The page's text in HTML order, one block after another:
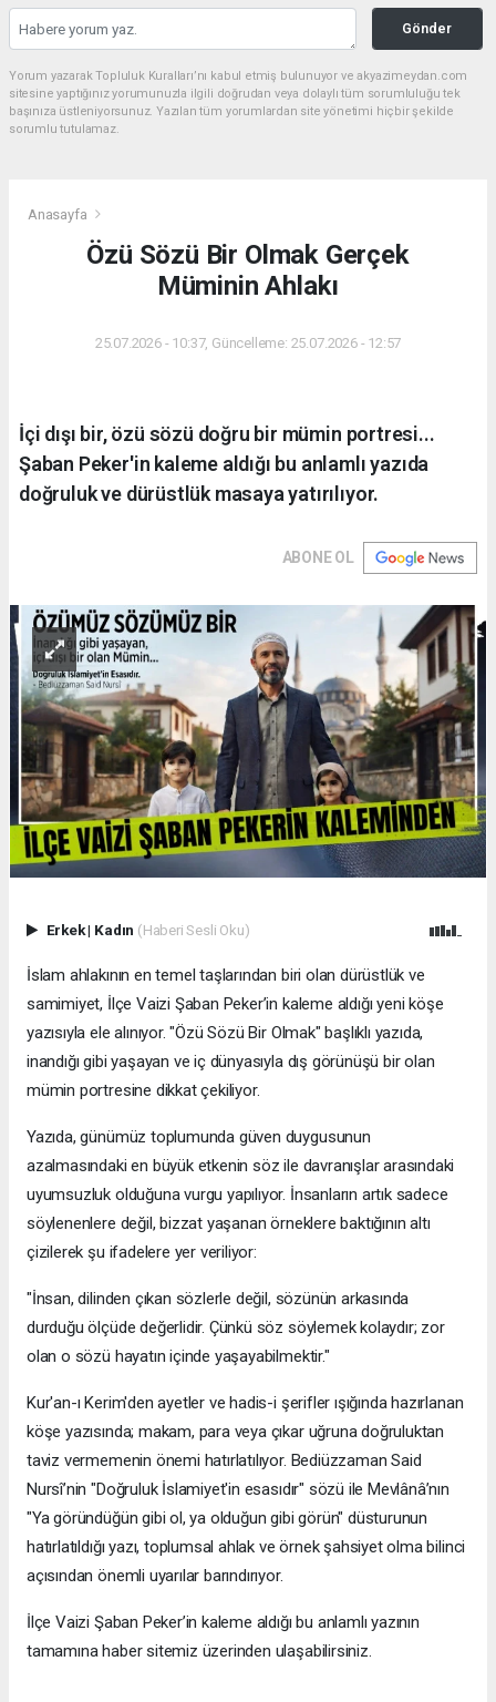
Gönder
Yorum yazarak Topluluk Kuralları’nı kabul etmiş bulunuyor ve akyazimeydan.com
sitesine yaptığınız yorumunuzla ilgili doğrudan veya dolaylı tüm sorumluluğu tek
başınıza üstleniyorsunuz. Yazılan tüm yorumlardan site yönetimi hiçbir şekilde
sorumlu tutulamaz.
Anasayfa
Özü Sözü Bir Olmak Gerçek
Müminin Ahlakı
25.07.2026 - 10:37, Güncelleme: 25.07.2026 - 12:57
İçi dışı bir, özü sözü doğru bir mümin portresi...
Şaban Peker'in kaleme aldığı bu anlamlı yazıda
doğruluk ve dürüstlük masaya yatırılıyor.
ABONE OL
Erkek| Kadın (Haberi Sesli Oku)
İslam ahlakının en temel taşlarından biri olan dürüstlük ve
samimiyet, İlçe Vaizi Şaban Peker’in kaleme aldığı yeni köşe
yazısıyla ele alınıyor. "Özü Sözü Bir Olmak" başlıklı yazıda,
inandığı gibi yaşayan ve iç dünyasıyla dış görünüşü bir olan
mümin portresine dikkat çekiliyor.
​Yazıda, günümüz toplumunda güven duygusunun
azalmasındaki en büyük etkenin söz ile davranışlar arasındaki
uyumsuzluk olduğuna vurgu yapılıyor. İnsanların artık sadece
söylenenlere değil, bizzat yaşanan örneklere baktığının altı
çizilerek şu ifadelere yer veriliyor:
​"İnsan, dilinden çıkan sözlerle değil, sözünün arkasında
durduğu ölçüde değerlidir. Çünkü söz söylemek kolaydır; zor
olan o sözü hayatın içinde yaşayabilmektir."
​Kur'an-ı Kerim'den ayetler ve hadis-i şerifler ışığında hazırlanan
köşe yazısında; makam, para veya çıkar uğruna doğruluktan
taviz vermemenin önemi hatırlatılıyor. Bediüzzaman Said
Nursî’nin "Doğruluk İslamiyet'in esasıdır" sözü ile Mevlânâ’nın
"Ya göründüğün gibi ol, ya olduğun gibi görün" düsturunun
hatırlatıldığı yazı, toplumsal ahlak ve örnek şahsiyet olma bilinci
açısından önemli uyarılar barındırıyor.
​İlçe Vaizi Şaban Peker’in kaleme aldığı bu anlamlı yazının
tamamına haber sitemiz üzerinden ulaşabilirsiniz.